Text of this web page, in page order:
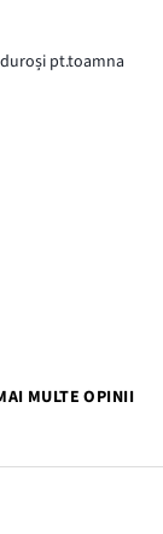
pt.toamna
MULTE OPINII